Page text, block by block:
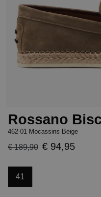
Rossano
462-01 Mocassins Beige
€ 189,90 € 94,95
41